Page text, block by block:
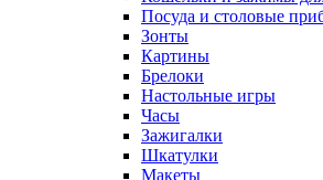
Посуда и столовые
Зонты
Картины
Брелоки
Настольные игры
Часы
Зажигалки
Шкатулки
Макеты